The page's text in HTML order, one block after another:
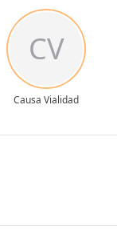
CV
Causa Vialidad